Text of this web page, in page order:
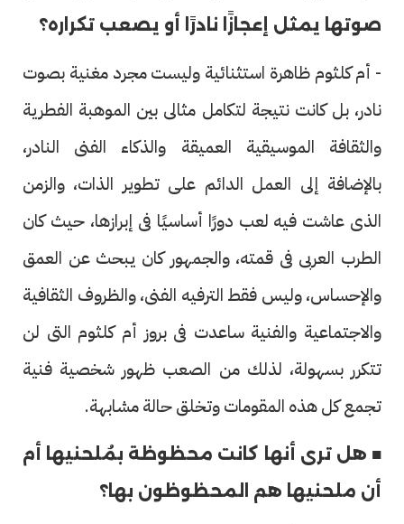
صوتها يمثل إعجازًا نادرًا أو يصعب تكراره؟
- أم كلثوم ظاهرة استثنائية وليست مجرد مغنية بصوت
نادر، بل كانت نتيجة لتكامل مثالى بين الموهبة الفطرية
والثقافة الموسيقية العميقة والذكاء الفنى النادر،
بالإضافة إلى العمل الدائم على تطوير الذات، والزمن
الذى عاشت فيه لعب دورًا أساسيًا فى إبرازها، حيث كان
الطرب العربى فى قمته، والجمهور كان يبحث عن العمق
والإحساس، وليس فقط الترفيه الفنى، والظروف الثقافية
والاجتماعية والفنية ساعدت فى بروز أم كلثوم التى لن
تتكرر بسهولة، لذلك من الصعب ظهور شخصية فنية
تجمع كل هذه المقومات وتخلق حالة مشابهة.
■ هل ترى أنها كانت محظوظة بمُلحنيها أم
أن ملحنيها هم المحظوظون بها؟